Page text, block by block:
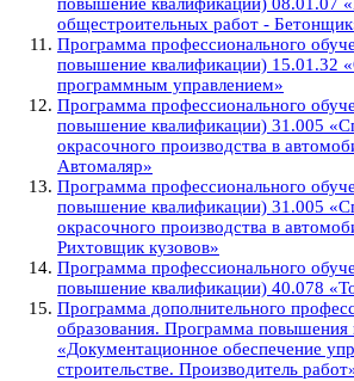
повышение квалификации) 08.01.07
общестроительных работ -
Программа профессионального
повышение квалификации) 15.01.32
программным управлением»
Программа профессионального
повышение квалификации) 31.005
окрасочного производства в
Автомаляр»
Программа профессионального
повышение квалификации) 31.005
окрасочного производства в
Рихтовщик кузовов»
Программа профессионального
повышение квалификации) 40.078
Программа дополнительного
образования. Программа повышения
«Документационное обеспечение
строительстве. Производитель